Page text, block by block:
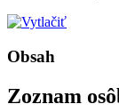
Obsah
Zoznam